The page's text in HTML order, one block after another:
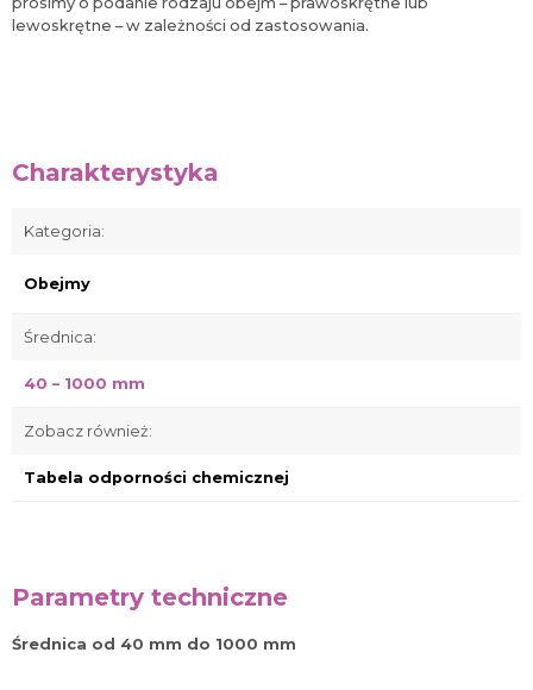
lewoskrętne – w zależności od zastosowania.
Charakterystyka
Kategoria:
Obejmy
Średnica:
40 – 1000 mm
Zobacz również:
Tabela odporności chemicznej
Parametry techniczne
Średnica od 40 mm do 1000 mm